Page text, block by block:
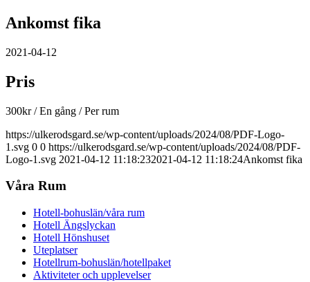
Ankomst fika
2021-04-12
Pris
300kr/ En gång / Per rum
https://ulkerodsgard.se/wp-content/uploads/2024/08/PDF-Logo-
1.svg 0 0 https://ulkerodsgard.se/wp-content/uploads/2024/08/PDF-
Logo-1.svg 2021-04-12 11:18:232021-04-12 11:18:24Ankomst fika
Våra Rum
Hotell-bohuslän/våra rum
Hotell Ängslyckan
Hotell Hönshuset
Uteplatser
Hotellrum-bohuslän/hotellpaket
Aktiviteter och upplevelser